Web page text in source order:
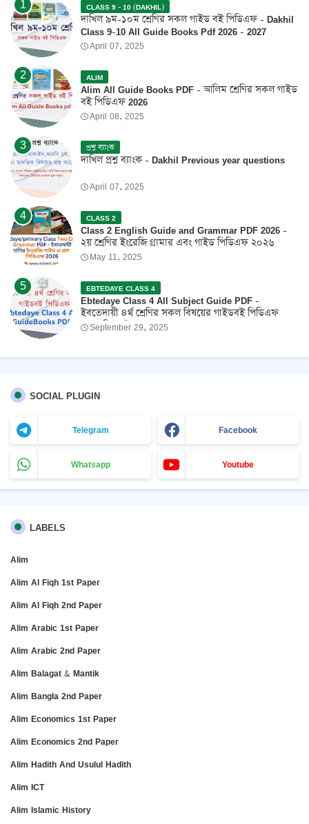
CLASS 9 - 10 (DAKHIL)
দাখিল ৯ম-১০ম শ্রেণির সকল গাইড বই পিডিএফ - Dakhil
Class 9-10 All Guide Books Pdf 2026 - 2027
April 07, 2025
ALIM
Alim All Guide Books PDF - আলিম শ্রেণির সকল গাইড
বই পিডিএফ 2026
April 08, 2025
প্রশ্ন ব্যাংক
দাখিল প্রশ্ন ব্যাংক - Dakhil Previous year questions
April 07, 2025
CLASS 2
Class 2 English Guide and Grammar PDF 2026 -
২য় শ্রেণির ইংরেজি গ্রামার এবং গাইড পিডিএফ ২০২৬
May 11, 2025
EBTEDAYE CLASS 4
Ebtedaye Class 4 All Subject Guide PDF -
ইবতেদায়ী ৪র্থ শ্রেণির সকল বিষয়ের গাইডবই পিডিএফ
2026 ফ্রি ডাউনলোড
September 29, 2025
SOCIAL PLUGIN
Telegram Facebook
Whatsapp Youtube
LABELS
Alim
Alim Al Fiqh 1st Paper
Alim Al Fiqh 2nd Paper
Alim Arabic 1st Paper
Alim Arabic 2nd Paper
Alim Balagat & Mantik
Alim Bangla 2nd Paper
Alim Economics 1st Paper
Alim Economics 2nd Paper
Alim Hadith And Usulul Hadith
Alim ICT
Alim Islamic History